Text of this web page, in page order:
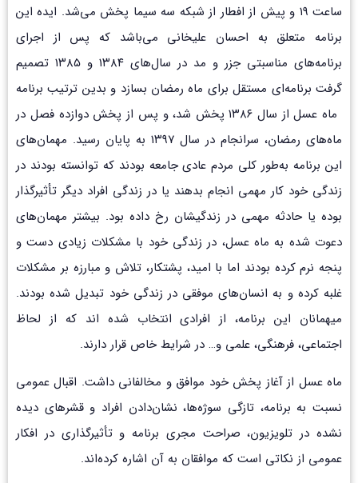
ساعت ۱۹ و پیش از افطار از شبکه سه سیما پخش می‌شد. ایده این
برنامه متعلق به احسان علیخانی می‌باشد که پس از اجرای
برنامه‌های مناسبتی جزر و مد در سال‌های ۱۳۸۴ و ۱۳۸۵ تصمیم
گرفت برنامه‌ای مستقل برای ماه رمضان بسازد و بدین ترتیب برنامه
ماه عسل از سال ۱۳۸۶ پخش شد، و پس از پخش دوازده فصل در
ماه‌های رمضان، سرانجام در سال ۱۳۹۷ به پایان رسید. مهمان‌های
این برنامه به‌طور کلی مردم عادی جامعه بودند که توانسته بودند در
زندگی خود کار مهمی انجام بدهند یا در زندگی افراد دیگر تأثیرگذار
بوده یا حادثه مهمی در زندگیشان رخ داده بود. بیشتر مهمان‌های
دعوت شده به ماه عسل، در زندگی خود با مشکلات زیادی دست و
پنجه نرم کرده بودند اما با امید، پشتکار، تلاش و مبارزه بر مشکلات
غلبه کرده و به انسان‌های موفقی در زندگی خود تبدیل شده بودند.
میهمانان این برنامه، از افرادی انتخاب شده اند که از لحاظ
اجتماعی، فرهنگی، علمی و… در شرایط خاص قرار دارند.
ماه عسل از آغاز پخش خود موافق و مخالفانی داشت. اقبال عمومی
نسبت به برنامه، تازگی سوژه‌ها، نشان‌دادن افراد و قشرهای دیده
‌نشده در تلویزیون، صراحت مجری برنامه و تأثیرگذاری در افکار
عمومی از نکاتی است که موافقان به آن اشاره کرده‌اند.